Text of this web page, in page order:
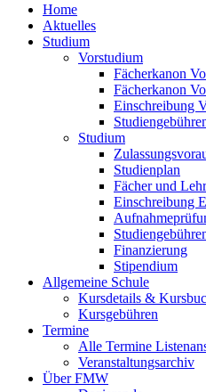
Home
Aktuelles
Studium
Vorstudium
Fächerkanon
Fächerkanon
Einschreibung
Studium
Studienplan
Fächer und
Einschreibung
Finanzierung
Stipendium
Allgemeine Schule
Kursdetails &
Kursgebühren
Termine
Alle Termine
Veranstaltungsarchiv
Über FMW